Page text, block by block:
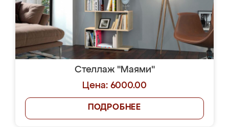
Стеллаж "Маями"
Цена: 6000.00
ПОДРОБНЕЕ